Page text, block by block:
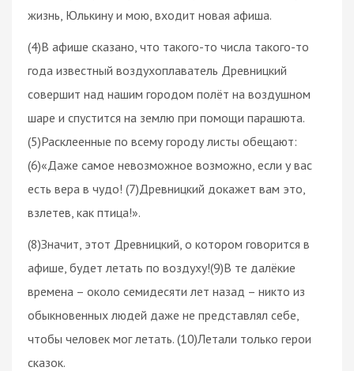
жизнь, Юлькину и мою, входит новая афиша.
(4)В афише сказано, что такого-то числа такого-то
года известный воздухоплаватель Древницкий
совершит над нашим городом полёт на воздушном
шаре и спустится на землю при помощи парашюта.
(5)Расклеенные по всему городу листы обещают:
(6)«Даже самое невозможное возможно, если у вас
есть вера в чудо! (7)Древницкий докажет вам это,
взлетев, как птица!».
(8)Значит, этот Древницкий, о котором говорится в
афише, будет летать по воздуху!(9)В те далёкие
времена – около семидесяти лет назад – никто из
обыкновенных людей даже не представлял себе,
чтобы человек мог летать. (10)Летали только герои
сказок.